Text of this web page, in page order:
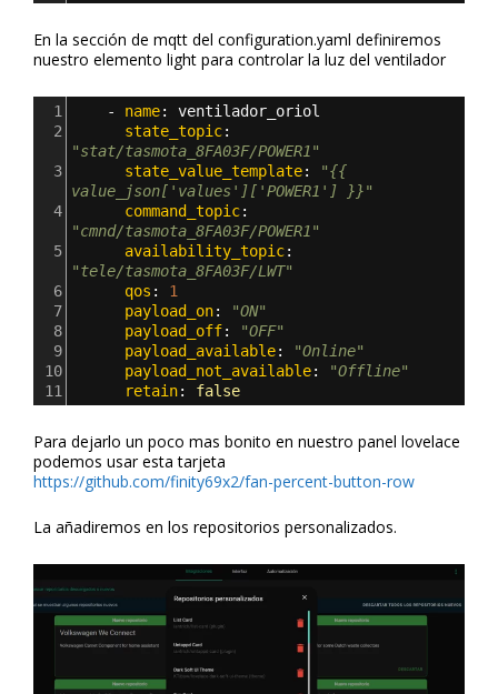
En la sección de mqtt del configuration.yaml definiremos
nuestro elemento light para controlar la luz del ventilador
1 - name: ventilador_oriol
2
state_topic
"stat/tasmota_8FA03F/POWER1"
3
state_value_template:
"{{
value_json['values']['POWER1'] }}"
4
command_topic
"cmnd/tasmota_8FA03F/POWER1"
5
availability_topic
"tele/tasmota_8FA03F/LWT"
6
qos : 1
7
payload_on:
"ON"
8
payload_off:
"OFF"
9
payload_available:
"Online"
10
payload_not_available:
"Offline"
11
retain: false
Para dejarlo un poco mas bonito en nuestro panel lovelace
podemos usar esta tarjeta
https://github.com/finity69x2/fan-percent-button-row
La añadiremos en los repositorios personalizados.